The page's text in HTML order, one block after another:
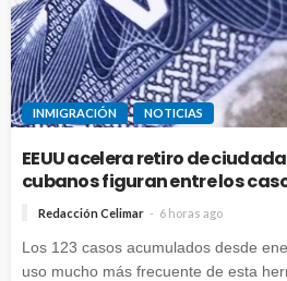
INMIGRACIÓN NOTICIAS
EEUU acelera retiro de
cubanos figuran entre los
Redacción Celimar 6 horas ago
Los 123 casos acumulados desde
uso mucho más frecuente de esta